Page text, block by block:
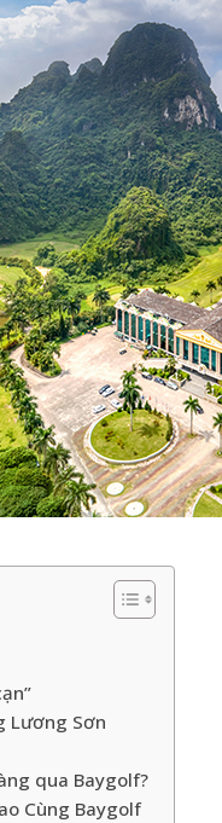
Lương Sơn
qua Baygolf?
Cùng Baygolf